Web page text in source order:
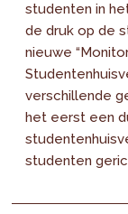
studenten in
de druk op de
nieuwe
verschillende
het eerst een
studenten